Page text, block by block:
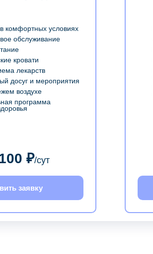
комфортных условиях
обслуживание
кровати
лекарств
досуг и мероприятия
воздухе
программа
₽/сут
заявку